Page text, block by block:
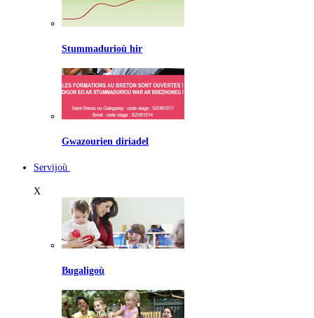
Stummadurioù hir
Gwazourien diriadel
Servijoù
X
Bugaligoù